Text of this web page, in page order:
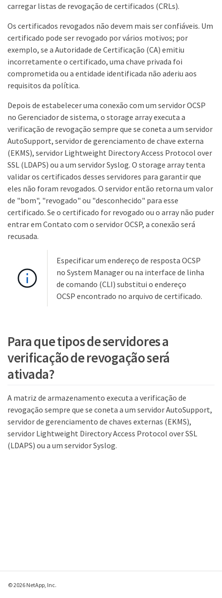
carregar listas de revogação de certificados (CRLs).
Os certificados revogados não devem mais ser confiáveis. Um
certificado pode ser revogado por vários motivos; por
exemplo, se a Autoridade de Certificação (CA) emitiu
incorretamente o certificado, uma chave privada foi
comprometida ou a entidade identificada não aderiu aos
requisitos da política.
Depois de estabelecer uma conexão com um servidor OCSP
no Gerenciador de sistema, o storage array executa a
verificação de revogação sempre que se coneta a um servidor
AutoSupport, servidor de gerenciamento de chave externa
(EKMS), servidor Lightweight Directory Access Protocol over
SSL (LDAPS) ou a um servidor Syslog. O storage array tenta
validar os certificados desses servidores para garantir que
eles não foram revogados. O servidor então retorna um valor
de "bom", "revogado" ou "desconhecido" para esse
certificado. Se o certificado for revogado ou o array não puder
entrar em Contato com o servidor OCSP, a conexão será
recusada.
Especificar um endereço de resposta OCSP
no System Manager ou na interface de linha
de comando (CLI) substitui o endereço
OCSP encontrado no arquivo de certificado.
Para que tipos de servidores a
verificação de revogação será
ativada?
A matriz de armazenamento executa a verificação de
revogação sempre que se coneta a um servidor AutoSupport,
servidor de gerenciamento de chaves externas (EKMS),
servidor Lightweight Directory Access Protocol over SSL
(LDAPS) ou a um servidor Syslog.
© 2026 NetApp, Inc.